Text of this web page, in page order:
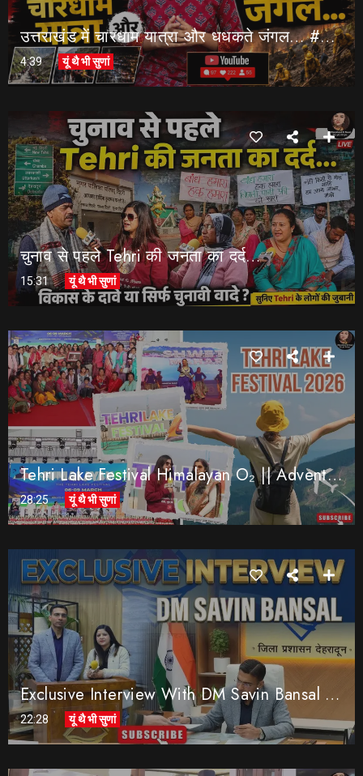
उत्तराखंड में चारधाम यात्रा और धधकते जंगल… #saveuttarakhand
4:39 यूं थै भी सुणां
चुनाव से पहले Tehri की जनता का दर्द…
15:31 यूं थै भी सुणां
Tehri Lake Festival Himalayan O₂ || Adventure & Culture ||
28:25 यूं थै भी सुणां
Exclusive Interview With DM Savin Bansal || DM Savin Bansal ने सुधारी Dehradun की सूरत।।
22:28 यूं थै भी सुणां